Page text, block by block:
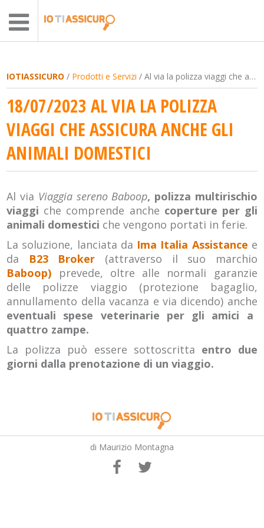
IOTIASSICURO / Prodotti e Servizi / Al via la polizza viaggi che assicura anche gli animali domestici
18/07/2023 AL VIA LA POLIZZA
VIAGGI CHE ASSICURA ANCHE GLI
ANIMALI DOMESTICI
Al via Viaggia sereno Baboop, polizza multirischio
viaggi che comprende anche coperture per gli
animali domestici che vengono portati in ferie.
La soluzione, lanciata da Ima Italia Assistance e
da B23 Broker (attraverso il suo marchio
Baboop) prevede, oltre alle normali garanzie
delle polizze viaggio (protezione bagaglio,
annullamento della vacanza e via dicendo) anche
eventuali spese veterinarie per gli amici a
quattro zampe.
La polizza può essere sottoscritta entro due
giorni dalla prenotazione di un viaggio.
di Maurizio Montagna